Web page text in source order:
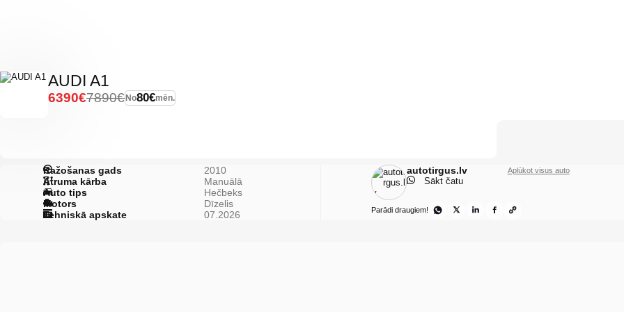
AUDI A1
No80€mēn.
7890€
6390€
Ražošanas gads
2010
Ātruma kārba
Manuālā
Auto tips
Hečbeks
Motors
Dīzelis
Tehniskā apskate
07.2026
autotirgus.lv
Sākt čatu
Aplūkot visus auto
Parādi draugiem!